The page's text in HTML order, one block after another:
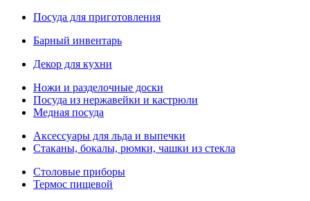
Посуда для приготовления
Барный инвентарь
Декор для кухни
Ножи и разделочные доски
Посуда из нержавейки и кастрюли
Медная посуда
Аксессуары для льда и выпечки
Стаканы, бокалы, рюмки, чашки из стекла
Столовые приборы
Термос пищевой